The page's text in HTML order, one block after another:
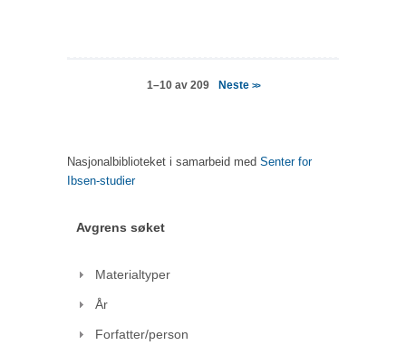
1–10 av 209 Neste >>
Nasjonalbiblioteket i samarbeid med Senter for
Ibsen-studier
Avgrens søket
Materialtyper
År
Forfatter/person